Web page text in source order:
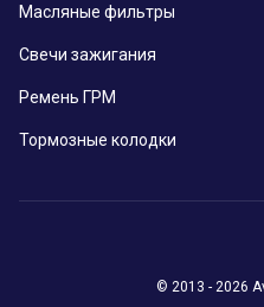
Масляные фильтры
Свечи зажигания
Ремень ГРМ
Тормозные колодки
© 2013 - 2026